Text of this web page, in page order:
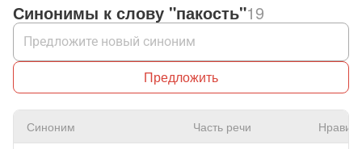
Синонимы к слову "пакость"19
Предложить
Синоним Часть речи